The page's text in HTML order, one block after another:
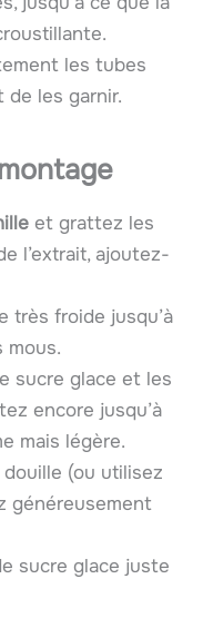
les tubes
de les garnir.
et grattez les
l’extrait, ajoutez-
très froide jusqu’à
mous.
sucre glace et les
encore jusqu’à
mais légère.
(ou utilisez
généreusement
sucre glace juste